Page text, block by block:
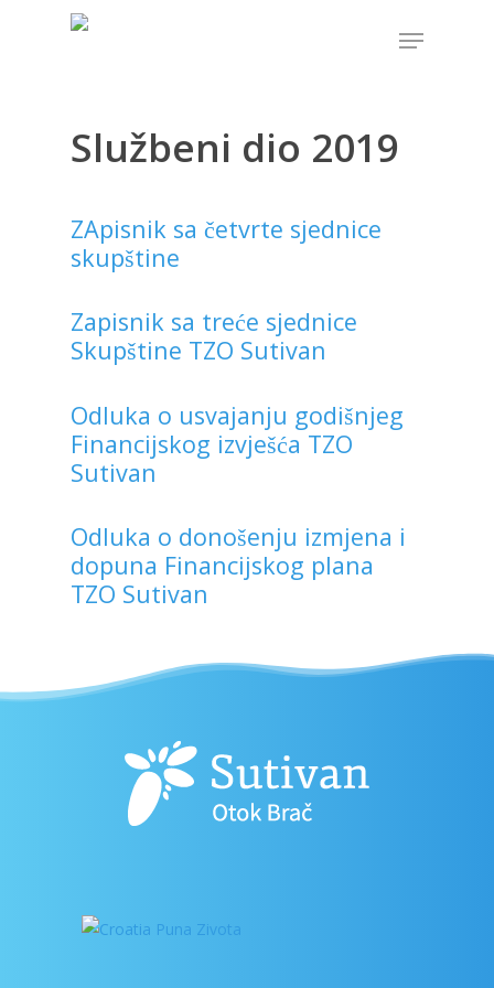
Hit enter to search or ESC to close
Službeni dio 2019
ZApisnik sa četvrte sjednice
skupštine
Zapisnik sa treće sjednice
Skupštine TZO Sutivan
Odluka o usvajanju godišnjeg
Financijskog izvješća TZO
Sutivan
Odluka o donošenju izmjena i
dopuna Financijskog plana
TZO Sutivan